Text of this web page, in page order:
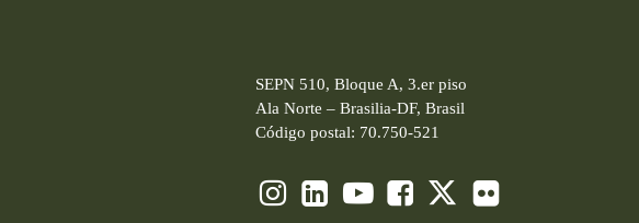
SEPN 510, Bloque A, 3.er piso
Ala Norte – Brasilia-DF, Brasil
Código postal: 70.750-521